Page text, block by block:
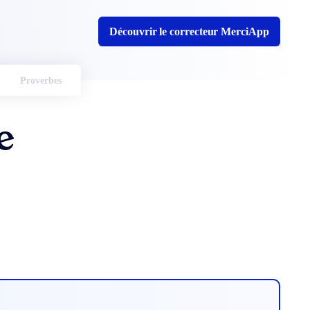
Découvrir le correcteur MerciApp
Proverbes